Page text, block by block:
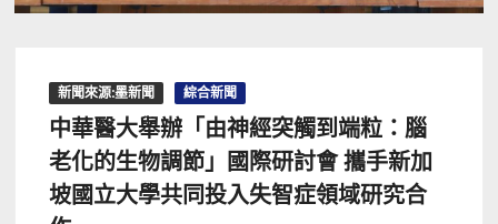
新聞來源:墨新聞 綜合新聞
中華醫大舉辦「由神經突觸到端粒：腦
老化的生物調節」國際研討會 攜手新加
坡國立大學共同投入失智症領域研究合